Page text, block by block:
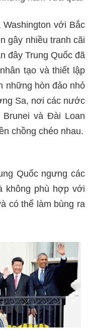
với Bắc
gây nhiều tranh cãi
đây Trung Quốc đã
tạo và thiết lập
những hòn đảo nhỏ
Sa, nơi các nước
Brunei và Đài Loan
chồng chéo nhau.
Quốc ngưng các
không phù hợp với
có thể làm bùng ra